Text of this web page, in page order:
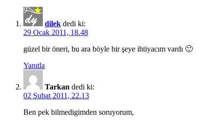
dilek dedi ki:
29 Ocak 2011, 18.48
güzel bir öneri, bu ara böyle bir şeye ihtiyacım vardı 🙂
Yanıtla
Tarkan dedi ki:
02 Şubat 2011, 22.13
Ben pek bilmedigimden soruyorum,